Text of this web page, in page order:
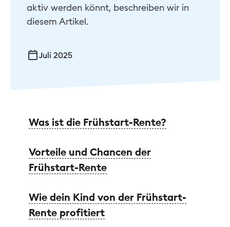
aktiv werden könnt, beschreiben wir in
diesem Artikel.
Juli 2025
Was ist die Frühstart-Rente?
Vorteile und Chancen der
Frühstart-Rente
Wie dein Kind von der Frühstart-
Rente profitiert